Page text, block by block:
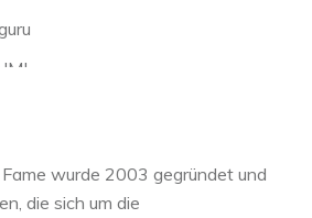
wurde 2003 gegründet und
die sich um die